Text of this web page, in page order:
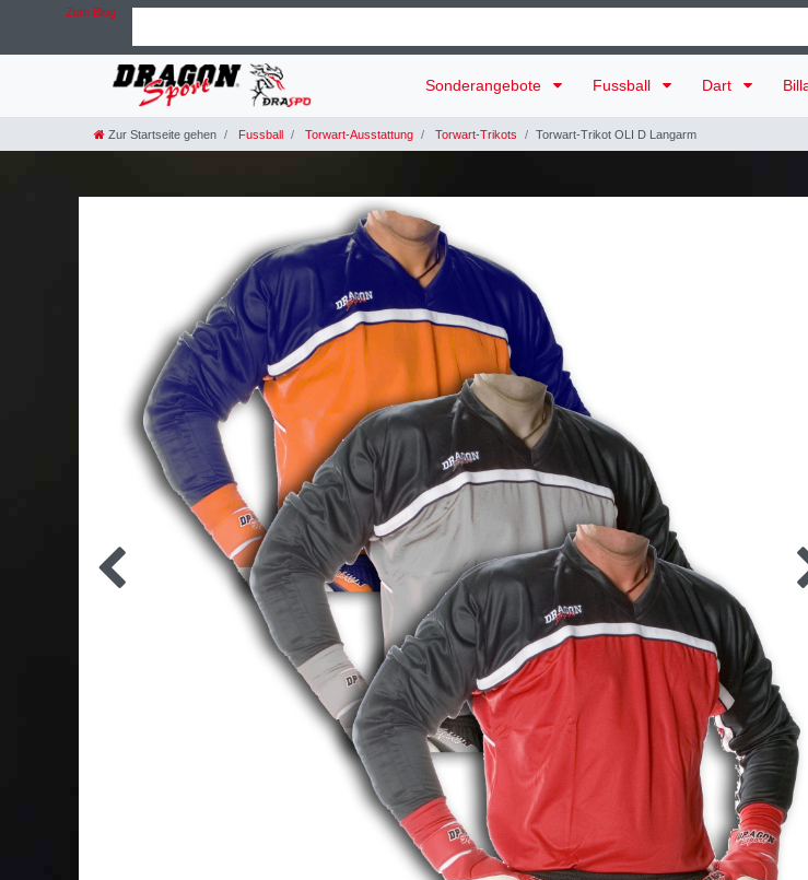
Zum Blog
Sonderangebote Fussball Dart
Zur Startseite gehen Fussball Torwart-Ausstattung Torwart-Trikots Torwart-Trikot OLI D Langarm